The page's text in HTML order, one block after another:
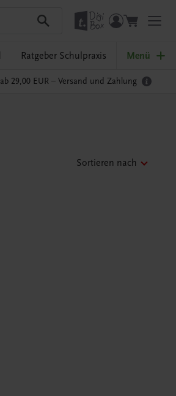
Ratgeber Schulpraxis Menü
ab 29,00 EUR – Versand und Zahlung
Sortieren nach